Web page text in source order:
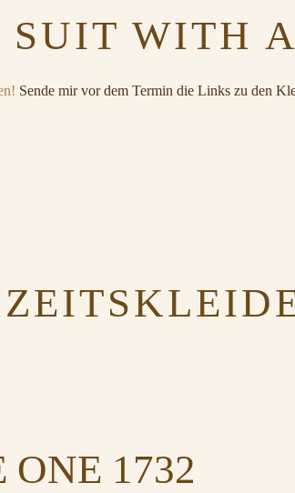
WITH
Sende mir vor dem Termin die Links zu den
1732